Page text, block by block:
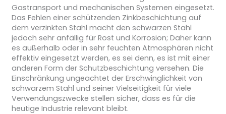
Gastransport und mechanischen Systemen eingesetzt.
Das Fehlen einer schützenden Zinkbeschichtung auf
dem verzinkten Stahl macht den schwarzen Stahl
jedoch sehr anfällig für Rost und Korrosion; Daher kann
es außerhalb oder in sehr feuchten Atmosphären nicht
effektiv eingesetzt werden, es sei denn, es ist mit einer
anderen Form der Schutzbeschichtung versehen. Die
Einschränkung ungeachtet der Erschwinglichkeit von
schwarzem Stahl und seiner Vielseitigkeit für viele
Verwendungszwecke stellen sicher, dass es für die
heutige Industrie relevant bleibt.